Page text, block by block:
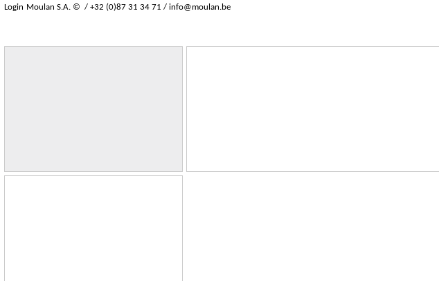
Login Moulan S.A. © / +32 (0)87 31 34 71 / info@moulan.be